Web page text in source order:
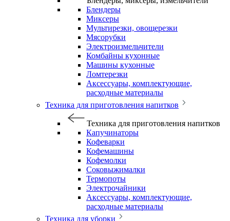
Блендеры
Миксеры
Мультирезки, овощерезки
Мясорубки
Электроизмельчители
Комбайны кухонные
Машины кухонные
Ломтерезки
Аксессуары, комплектующие,
расходные материалы
Техника для приготовления напитков
Техника для приготовления напитков
Капучинаторы
Кофеварки
Кофемашины
Кофемолки
Соковыжималки
Термопоты
Электрочайники
Аксессуары, комплектующие,
расходные материалы
Техника для уборки